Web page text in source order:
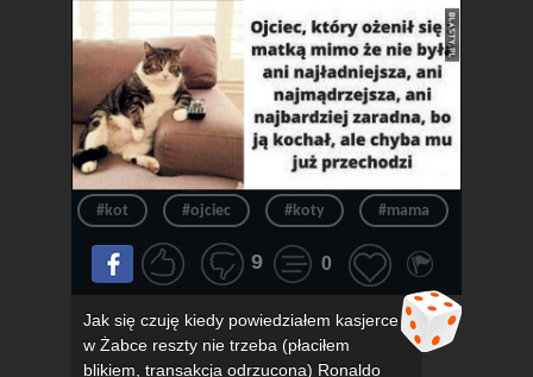
#kot #ojciec #koty #mama
9 0
Jak się czuję kiedy powiedziałem kasjerce
w Żabce reszty nie trzeba (płaciłem
blikiem, transakcja odrzucona) Ronaldo